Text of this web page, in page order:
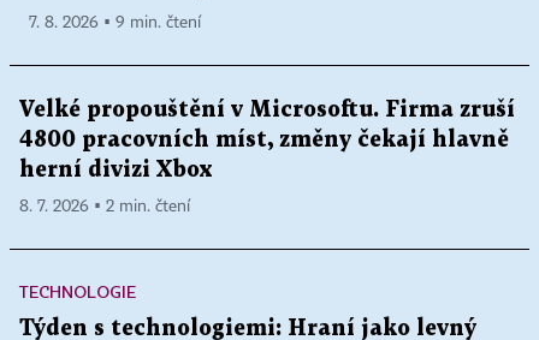
7. 8. 2026 ▪ 9 min. čtení
Velké propouštění v Microsoftu. Firma zruší
4800 pracovních míst, změny čekají hlavně
herní divizi Xbox
8. 7. 2026 ▪ 2 min. čtení
TECHNOLOGIE
Týden s technologiemi: Hraní jako levný